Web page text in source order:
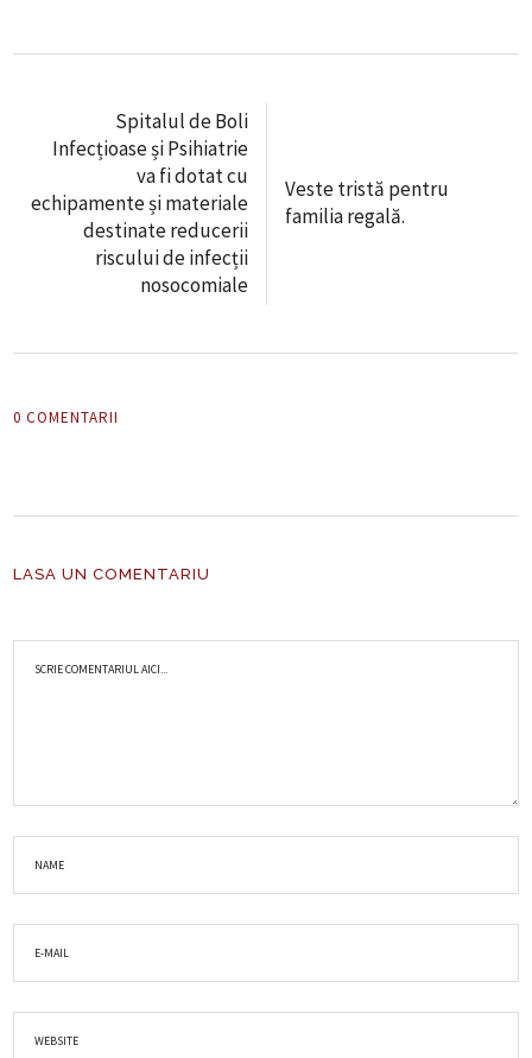
Spitalul de Boli
Infecțioase și Psihiatrie
va fi dotat cu
echipamente și materiale
destinate reducerii
riscului de infecții
nosocomiale
Veste tristă pentru
familia regală.
0 COMENTARII
LASA UN COMENTARIU